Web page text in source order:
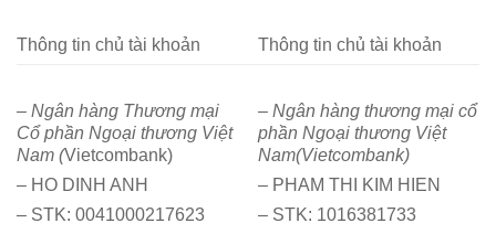
Thông tin chủ tài khoản Thông tin chủ tài khoản
– Ngân hàng Thương mại
Cổ phần Ngoại thương Việt
Nam (Vietcombank)
– HO DINH ANH
– STK: 0041000217623
–Ngân hàng thương mại cổ
phần Ngoại thương Việt
Nam(Vietcombank)
– PHAM THI KIM HIEN
– STK: 1016381733